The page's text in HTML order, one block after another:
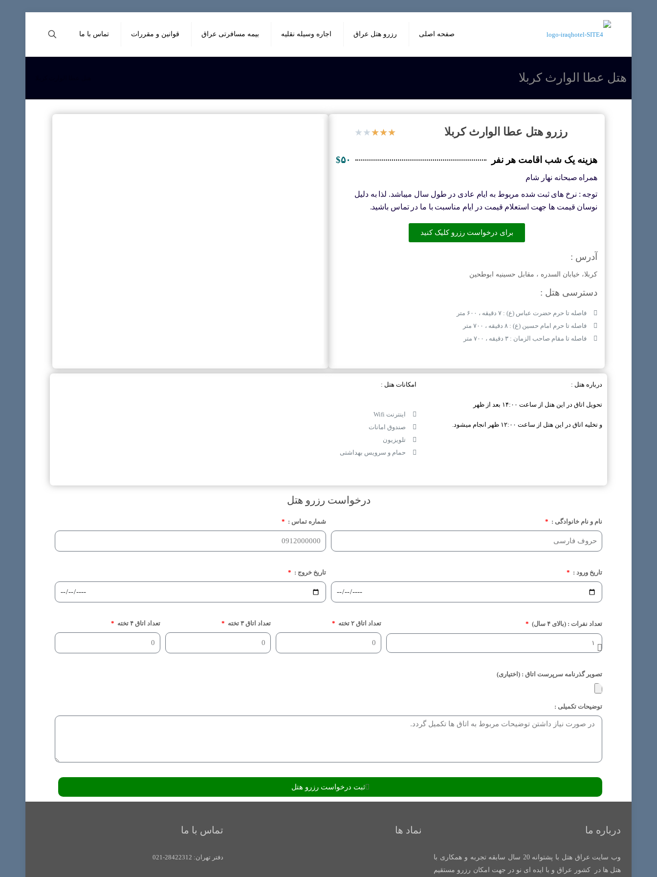
صفحه اصلی رزرو هتل عراق اجاره وسیله نقلیه بیمه مسافرتی عراق قوانین و مقررات تماس با ما
هتل عطا الوارث کربلا
رزرو هتل عطا الوارث کربلا ★
★
★
★
★
هزینه یک شب اقامت هر نفر $۵۰
همراه صبحانه نهار شام
توجه : نرخ های ثبت شده مربوط به ایام عادی در طول سال میباشد. لذا به دلیل
نوسان قیمت ها جهت استعلام قیمت در ایام مناسبت با ما در تماس باشید.
برای درخواست رزرو کلیک کنید
آدرس :
کربلا، خیابان السدره ، مقابل حسینیه ابوطحین
دسترسی هتل :
فاصله تا حرم حضرت عباس (ع) : ۷ دقیقه ، ۶۰۰ متر
فاصله تا حرم امام حسین (ع) : ۸ دقیقه ، ۷۰۰ متر
فاصله تا مقام صاحب الزمان : ۳ دقیقه ، ۷۰۰ متر
درباره هتل :
تحویل اتاق در این هتل از ساعت ۱۴:۰۰ بعد از ظهر
و تخلیه اتاق در این هتل از ساعت ۱۲:۰۰ ظهر انجام میشود.
امکانات هتل :
اینترنت Wifi
صندوق امانات
تلویزیون
حمام و سرویس بهداشتی
درخواست رزرو هتل
نام و نام خانوادگی : شماره تماس :
تاریخ ورود : تاریخ خروج :
تعداد نفرات : (بالای ۴ سال) تعداد اتاق ۲ تخته تعداد اتاق ۳ تخته تعداد اتاق ۴ تخته
تصویر گذرنامه سرپرست اتاق : (اختیاری)
توضیحات تکمیلی :
ثبت درخواست رزرو هتل
درباره ما
وب سایت عراق هتل با پشتوانه 20 سال سابقه تجربه و همکاری با
هتل ها در کشور عراق و با ایده ای نو در جهت امکان رزرو مستقیم
نماد ها تماس با ما
دفتر تهران: 28422312-021